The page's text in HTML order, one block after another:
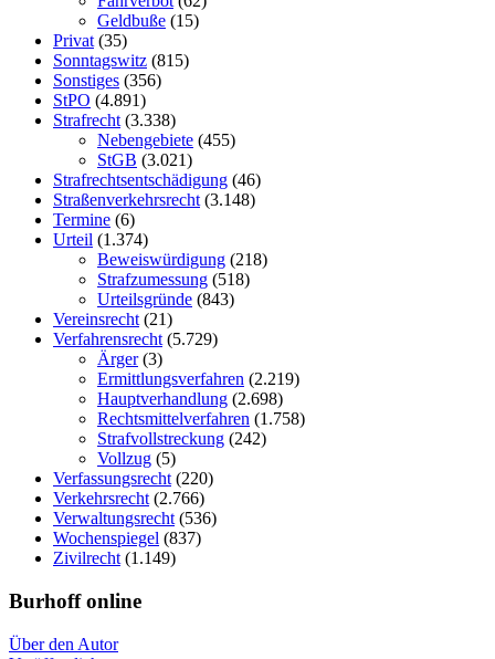
Geldbuße (15)
Privat(35)
Sonntagswitz (815)
Sonstiges (356)
StPO (4.891)
Strafrecht(3.338)
Nebengebiete (455)
StGB (3.021)
Strafrechtsentschädigung (46)
Straßenverkehrsrecht(3.148)
Termine (6)
Urteil (1.374)
Beweiswürdigung (218)
Strafzumessung (518)
Urteilsgründe (843)
Vereinsrecht(21)
Verfahrensrecht(5.729)
Ärger(3)
Ermittlungsverfahren (2.219)
Hauptverhandlung (2.698)
Rechtsmittelverfahren (1.758)
Strafvollstreckung (242)
Vollzug (5)
Verfassungsrecht(220)
Verkehrsrecht(2.766)
Verwaltungsrecht(536)
Wochenspiegel (837)
Zivilrecht(1.149)
Burhoff online
Über den Autor